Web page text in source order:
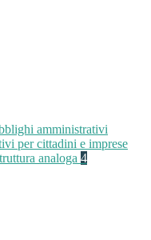
amministrativi
per cittadini e imprese
analoga 4